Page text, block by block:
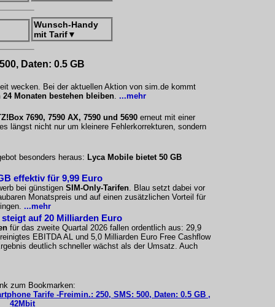
Wunsch-Handy
mit Tarif▼
Daten: 0.5 GB
wecken. Bei der aktuellen Aktion von sim.de kommt
24 Monaten bestehen bleiben. ...mehr
7690, 7590 AX, 7590 und 5690 erneut mit einer
längst nicht nur um kleinere Fehlerkorrekturen, sondern
besonders heraus: Lyca Mobile bietet 50 GB
effektiv für 9,99 Euro
bei günstigen SIM-Only-Tarifen. Blau setzt dabei vor
Monatspreis und auf einen zusätzlichen Vorteil für
...mehr
auf 20 Milliarden Euro
für das zweite Quartal 2026 fallen ordentlich aus: 29,9
EBITDA AL und 5,0 Milliarden Euro Free Cashflow
deutlich schneller wächst als der Umsatz. Auch
zum Bookmarken:
Tarife -Freimin.: 250, SMS: 500, Daten: 0.5 GB ,
42Mbit